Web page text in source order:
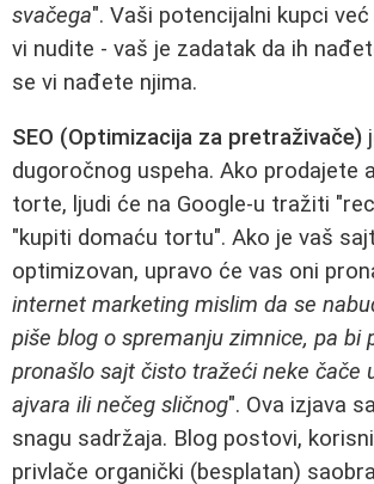
svačega". Vaši potencijalni kupci
vi nudite - vaš je zadatak da ih
se vi nađete njima.
SEO (Optimizacija za pretraživače)
dugoročnog uspeha. Ako prodajete
torte, ljudi će na Google-u tražiti
"kupiti domaću tortu". Ako je vaš
optimizovan, upravo će vas oni
internet marketing mislim da se
piše blog o spremanju zimnice, pa bi
pronašlo sajt čisto tražeći neke čače
ajvara ili nečeg sličnog". Ova izjava
snagu sadržaja. Blog postovi,
privlače organički (besplatan)